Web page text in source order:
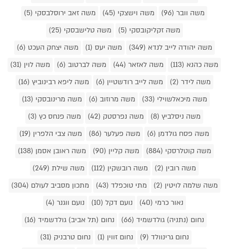
משה וובר (96)
משה וישצקי (45)
משה זאב ירוסלבסקי (5)
משה זקליקובסקי (5)
משה טלישבסקי (25)
משה יהודה לייב לנדא (349)
משה יעס (1)
משה יצחק העכט (6)
משה כהנא (113)
משה לאזאר (44) משה לברטוב (6)
משה לוין (31)
משה לידר (2)
משה לייב רודשטיין (6)
משה ליפא רבינוביץ (16)
משה מיכאלשוילי (33)
משה מרוזוב (6)
משה מרינובסקי (13)
משה ניסלביץ (8)
משה נפרסטק (42)
משה פנחס כץ (3)
משה פסח גולדמן (6)
משה פעלער (86)
משה צבי הלפרין (19)
משה קוטלרסקי (884)
משה קליין (90)
משה ראובן אסמן (138)
משה רובין (2)
משה רובשקין (112)
משה שילת (249)
משה שלמה לויטין (2)
מתי טוכפלד (43)
מתכון מסביב לעולם (304)
נאור כרמי (40)
נועם דקל (10)
נועם ווגנר (4)
נחום (נתניה) גולדשמיד (66)
נחום (תל אביב) גולדשמיד (16)
נחום גרינוולד (9)
נחום זווין (1)
נחום טרבניק (31)